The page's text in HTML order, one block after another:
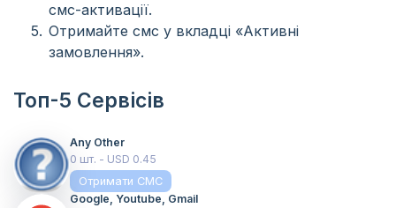
смс-активації.
Отримайте смс у вкладці «Активні
замовлення».
Топ-5 Сервісів
Any Other
0 шт. - USD 0.45
Отримати СМС
Google, Youtube, Gmail